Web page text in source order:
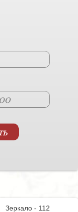
Зеркало - 112